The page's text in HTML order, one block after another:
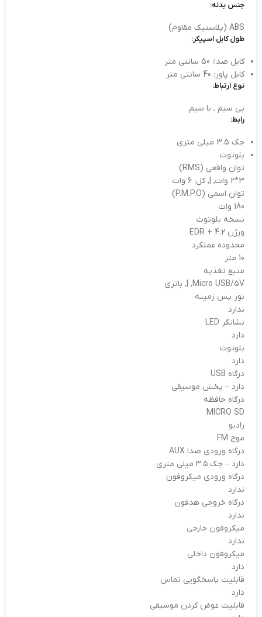
جنس بدنه:
ABS (پلاستیک مقاوم)
طول کابل اسپیکر:
کابل صدا: 50 سانتی متر
کابل پاور: 40 سانتی متر
نوع ارتباط:
بی سیم ـ با سیم
رابط:
جک 3.5 میلی متری
بلوتوث
توان واقعی (RMS)
3*2 وات, |, کل: 6 وات
توان اسمی (P.M.P.O)
180 وات
نسخه بلوتوث
ورژن 4.2 + EDR
محدوده عملکرد
10 متر
منبع تغذیه
Micro USB/5V, |, باتری
نور پس زمینه
ندارد
نشانگر LED
دارد
بلوتوث
دارد
درگاه USB
دارد – پخش موسیقی
درگاه حافظه
MICRO SD
رادیو
موج FM
درگاه ورودی صدا AUX
دارد – جک ۳.۵ میلی متری
درگاه ورودی میکروفون
ندارد
درگاه خروجی هدفون
ندارد
میکروفون خارجی
ندارد
میکروفون داخلی
دارد
قابلیت پاسخگویی تماس
دارد
قابلیت عوض کردن موسیقی